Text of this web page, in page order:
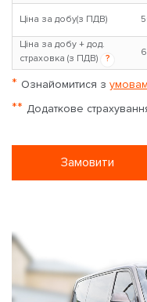
Ціна за добу(з ПДВ)
Ціна за добу + дод.
страховка (з ПДВ)
?
* Ознайомитися з
** Додаткове
Замовити